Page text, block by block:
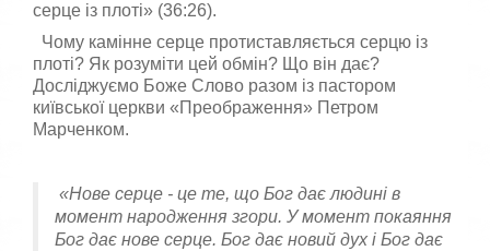
серце із плоті» (36:26).
Чому камінне серце протиставляється серцю із
плоті? Як розуміти цей обмін? Що він дає?
Досліджуємо Боже Слово разом із пастором
київської церкви «Преображення» Петром
Марченком.
«Нове серце - це те, що Бог дає людині в
момент народження згори. У момент покаяння
Бог дає нове серце. Бог дає новий дух і Бог дає